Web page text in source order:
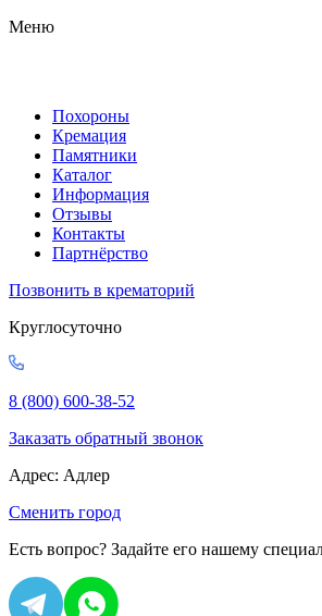
Меню
Похороны
Кремация
Памятники
Каталог
Информация
Отзывы
Контакты
Партнёрство
Позвонить в крематорий
Круглосуточно
8 (800) 600-38-52
Заказать обратный звонок
Адрес: Адлер
Сменить город
Есть вопрос? Задайте его нашему